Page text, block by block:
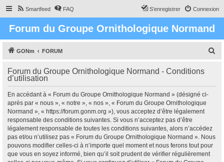
Smartfeed FAQ Connexion
S’enregistrer
Forum du Groupe Ornithologique Normand
GONm FORUM
h
Forum du Groupe Ornithologique Normand - Conditions
d’utilisation
En accédant à « Forum du Groupe Ornithologique Normand » (désigné ci-
après par « nous », « notre », « nos », « Forum du Groupe Ornithologique
Normand », « https://forum.gonm.org »), vous acceptez d’être légalement
responsable des conditions suivantes. Si vous n’acceptez pas d’être
légalement responsable de toutes les conditions suivantes, alors n’accédez
pas et/ou n’utilisez pas « Forum du Groupe Ornithologique Normand ». Nous
pouvons modifier celles-ci à n’importe quel moment et nous ferons tout pour
que vous en soyez informé, bien qu’il soit prudent de vérifier régulièrement